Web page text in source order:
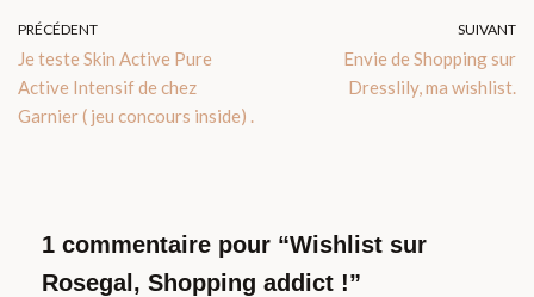
PRÉCÉDENT
Je teste Skin Active Pure
Active Intensif de chez
Garnier ( jeu concours inside) .
SUIVANT
Envie de Shopping sur
Dresslily, ma wishlist.
1 commentaire pour “Wishlist sur
Rosegal, Shopping addict !”